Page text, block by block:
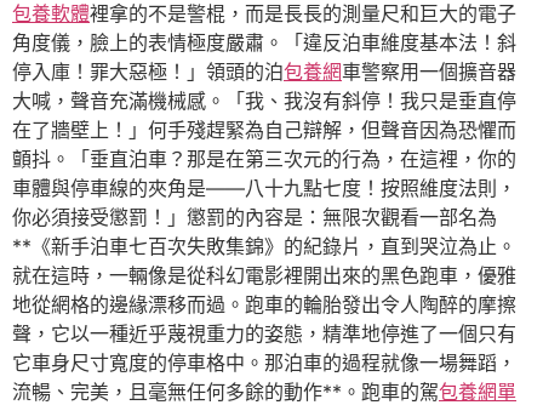
包養軟體裡拿的不是警棍，而是長長的測量尺和巨大的電子
角度儀，臉上的表情極度嚴肅。「違反泊車維度基本法！斜
停入庫！罪大惡極！」領頭的泊包養網車警察用一個擴音器
大喊，聲音充滿機械感。「我、我沒有斜停！我只是垂直停
在了牆壁上！」何手殘趕緊為自己辯解，但聲音因為恐懼而
顫抖。「垂直泊車？那是在第三次元的行為，在這裡，你的
車體與停車線的夾角是——八十九點七度！按照維度法則，
你必須接受懲罰！」懲罰的內容是：無限次觀看一部名為
**《新手泊車七百次失敗集錦》的紀錄片，直到哭泣為止。
就在這時，一輛像是從科幻電影裡開出來的黑色跑車，優雅
地從網格的邊緣漂移而過。跑車的輪胎發出令人陶醉的摩擦
聲，它以一種近乎蔑視重力的姿態，精準地停進了一個只有
它車身尺寸寬度的停車格中。那泊車的過程就像一場舞蹈，
流暢、完美，且毫無任何多餘的動作**。跑車的駕包養網單